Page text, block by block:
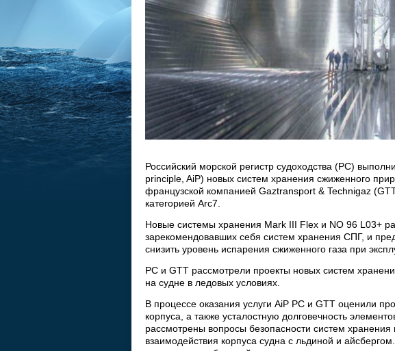
Российский морской регистр судоходства (РС)
principle, AiP) новых систем хранения сжиженного
французской компанией Gaztransport & Technigaz
категорией Arc7.
Новые системы хранения Mark III Flex и NO 96 L03+
зарекомендовавших себя систем хранения СПГ, и
снизить уровень испарения сжиженного газа при
РС и GTT рассмотрели проекты новых систем
на судне в ледовых условиях.
В процессе оказания услуги AiP РС и GTT оценили
корпуса, а также усталостную долговечность
рассмотрены вопросы безопасности систем хранения
взаимодействия корпуса судна с льдиной и